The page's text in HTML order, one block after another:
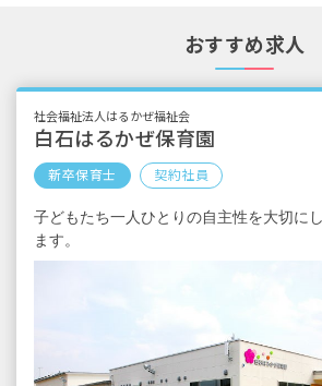
おすすめ求人
社会福祉法人はるかぜ福祉会
白石はるかぜ保育園
新卒保育士 契約社員
子どもたち一人ひとりの自主性を大切に
ます。